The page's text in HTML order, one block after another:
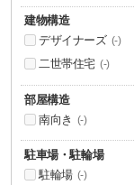
建物構造
デザイナーズ (-)
二世帯住宅 (-)
部屋構造
南向き
(-)
駐車場・駐輪場
駐輪場 (-)